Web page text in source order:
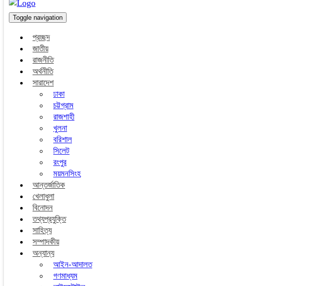
Toggle navigation
প্রচ্ছদ
জাতীয়
রাজনীতি
অর্থনীতি
সারাদেশ
ঢাকা
চট্টগ্রাম
রাজশাহী
খুলনা
বরিশাল
সিলেট
রংপুর
ময়মনসিংহ
আন্তর্জাতিক
খেলাধুলা
বিনোদন
তথ্যপ্রযুক্তি
সাহিত্য
সম্পাদকীয়
অন্যান্য
আইন-আদালত
গণমাধ্যম